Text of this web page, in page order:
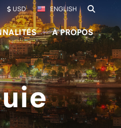
ENGLISH
USD
À PROPOS